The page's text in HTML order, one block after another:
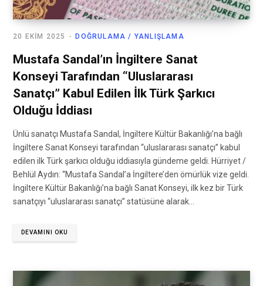
DOĞRULAMA / YANLIŞLAMA
20 EKIM 2025
Mustafa Sandal’ın İngiltere Sanat
Konseyi Tarafından “Uluslararası
Sanatçı” Kabul Edilen İlk Türk Şarkıcı
Olduğu İddiası
Ünlü sanatçı Mustafa Sandal, İngiltere Kültür Bakanlığı’na bağlı
İngiltere Sanat Konseyi tarafından “uluslararası sanatçı” kabul
edilen ilk Türk şarkıcı olduğu iddiasıyla gündeme geldi. Hürriyet /
Behlül Aydın: “Mustafa Sandal’a İngiltere’den ömürlük vize geldi.
İngiltere Kültür Bakanlığı’na bağlı Sanat Konseyi, ilk kez bir Türk
sanatçıyı “uluslararası sanatçı” statüsüne alarak…
DEVAMINI OKU